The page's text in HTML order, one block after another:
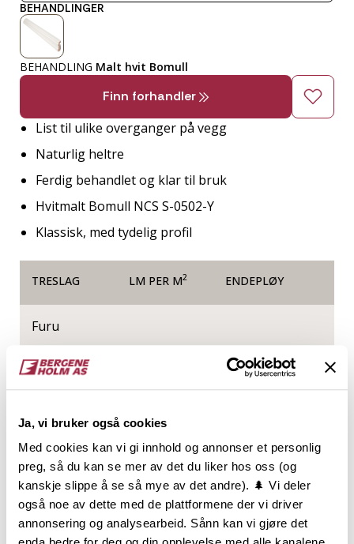
Ja, vi bruker også cookies
Med cookies kan vi gi innhold og annonser et personlig
preg, så du kan se mer av det du liker hos oss (og
kanskje slippe å se så mye av det andre). 🌲 Vi deler
også noe av dette med de plattformene der vi driver
annonsering og analysearbeid. Sånn kan vi gjøre det
BEHANDLINGER
BEHANDLING Malt hvit Bomull
Finn forhandler
List til ulike overganger på vegg
Naturlig heltre
Ferdig behandlet og klar til bruk
Hvitmalt Bomull NCS S-0502-Y
Klassisk, med tydelig profil
TRESLAG LM PER M2 ENDEPLØY
Furu
NOBB
48032736
Produktinformasjon
Listverksserien KLASSISK er en av våre bestselgende
serier. Serien med den litt maskuline og stramme